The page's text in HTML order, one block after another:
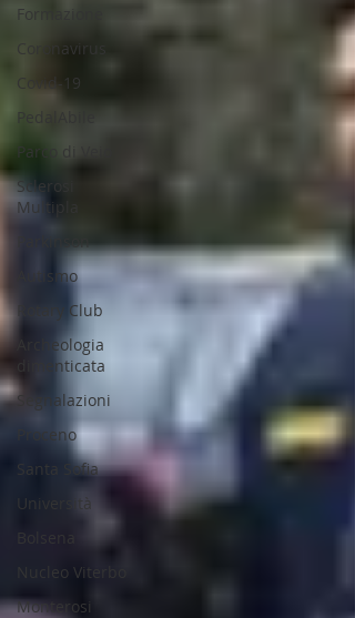
Formazione
Coronavirus
Covid-19
PedalAbile
Parco di Veio
Sclerosi
Multipla
Parkinson
Autismo
Rotary Club
Archeologia
dimenticata
Segnalazioni
Proceno
Santa Sofia
Università
Bolsena
Nucleo Viterbo
Monterosi